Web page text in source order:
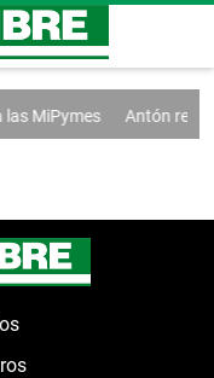
MiPymes Antón